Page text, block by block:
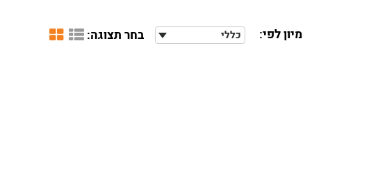
מיון לפי: כללי בחר תצוגה: